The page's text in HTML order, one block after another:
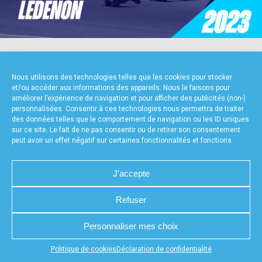
Nous utilisons des technologies telles que les cookies pour stocker
et/ou accéder aux informations des appareils. Nous le faisons pour
améliorer l’expérience de navigation et pour afficher des publicités (non-)
personnalisées. Consentir à ces technologies nous permettra de traiter
des données telles que le comportement de navigation ou les ID uniques
sur ce site. Le fait de ne pas consentir ou de retirer son consentement
peut avoir un effet négatif sur certaines fonctionnalités et fonctions.
J'accepte
Refuser
Personnaliser mes choix
Politique de cookies Déclaration de confidentialité
Appuyez sur le bouton partager en bas de votre
accéder à la billetterie
CHARTE DE CONFIDENTIALITÉ
NOUS CONTACTER
POLITIQUE DE COOKIES (UE)
DÉCLARATION DE CONFIDENTIALITÉ (UE)